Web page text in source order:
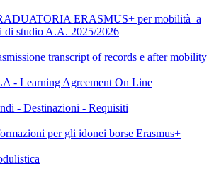
ERASMUS+ per mobilità a
di studio A.A. 2025/2026
transcript of records e after mobility
- Learning Agreement On Line
- Destinazioni - Requisiti
per gli idonei borse Erasmus+